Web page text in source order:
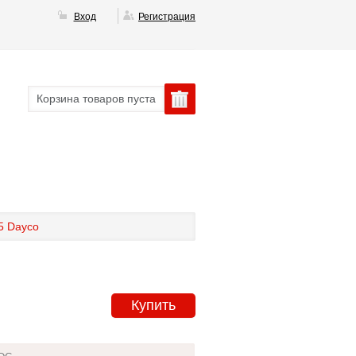
Вход Регистрация
Корзина товаров пуста
Dayco
Купить